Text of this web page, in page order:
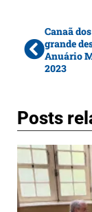
Canaã
grande
Anuário
2023
Posts